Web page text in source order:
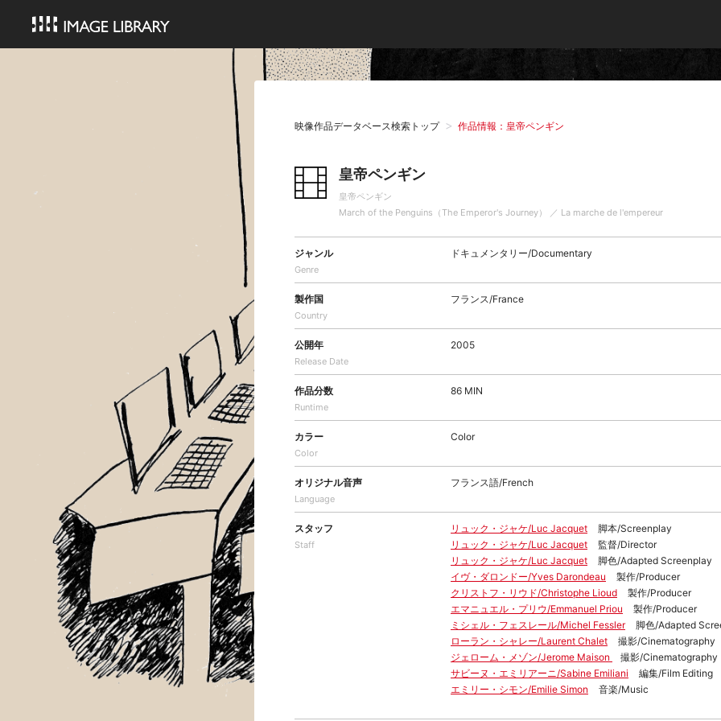
映像作品データベース検索トップ 作品情報：皇帝ペンギン
皇帝ペンギン
皇帝ペンギン
March of the Penguins（The Emperor's Journey） ／ La marche de l'empereur
ジャンル
Genre
ドキュメンタリー/Documentary
製作国
Country
フランス/France
公開年
Release Date
2005
作品分数
Runtime
86 MIN
カラー
Color
Color
オリジナル音声
Language
フランス語/French
スタッフ
Staff
リュック・ジャケ/Luc Jacquet
脚本/Screenplay
リュック・ジャケ/Luc Jacquet
監督/Director
リュック・ジャケ/Luc Jacquet
脚色/Adapted Screenplay
イヴ・ダロンドー/Yves Darondeau
製作/Producer
クリストフ・リウド/Christophe Lioud
製作/Producer
エマニュエル・プリウ/Emmanuel Priou
製作/Producer
ミシェル・フェスレール/Michel Fessler
脚色/Adapted
ローラン・シャレー/Laurent Chalet
撮影/Cinematography
ジェローム・メゾン/Jerome Maison
撮影/Cinematography
サビーヌ・エミリアーニ/Sabine Emiliani
編集/Film Editing
エミリー・シモン/Emilie Simon
音楽/Music